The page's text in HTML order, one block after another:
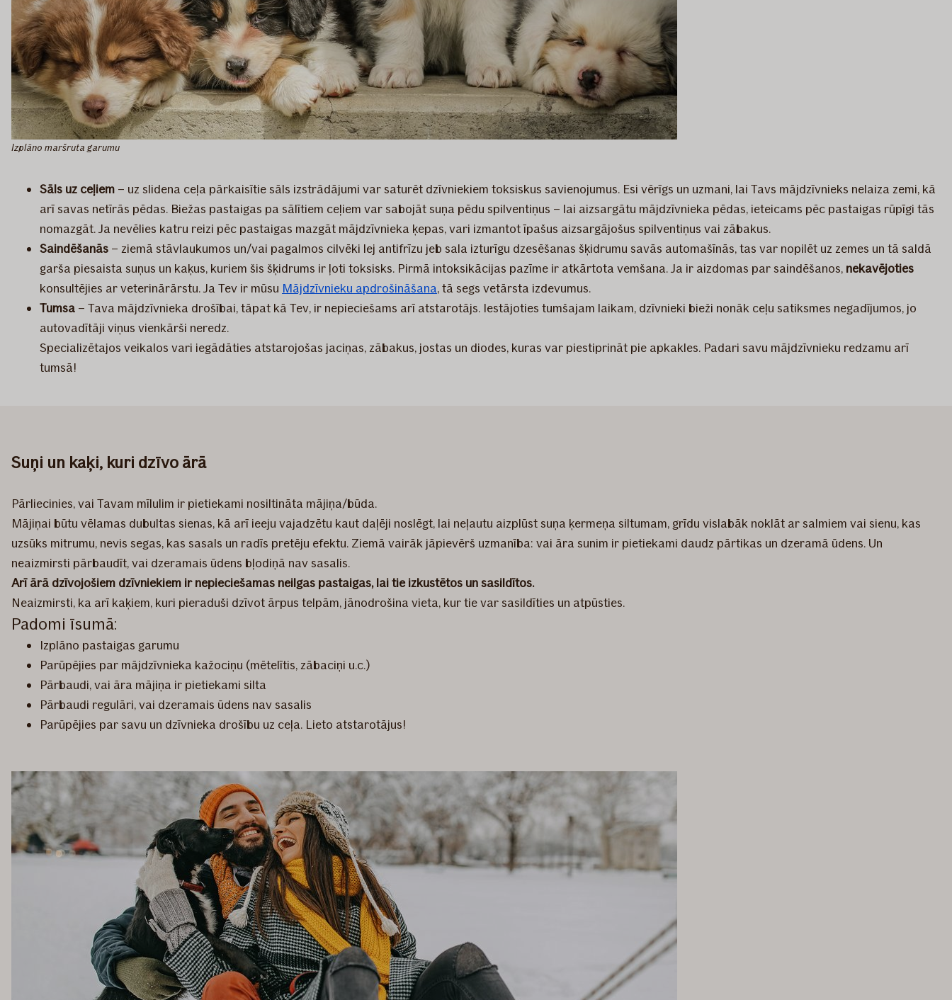
Izplāno maršruta garumu
Sāls uz ceļiem – uz slidena ceļa pārkaisītie sāls izstrādājumi var saturēt dzīvniekiem toksiskus savienojumus. Esi vērīgs un uzmani, lai Tavs mājdzīvnieks nelaiza zemi, kā
arī savas netīrās pēdas. Biežas pastaigas pa sālītiem ceļiem var sabojāt suņa pēdu spilventiņus – lai aizsargātu mājdzīvnieka pēdas, ieteicams pēc pastaigas rūpīgi tās
nomazgāt. Ja nevēlies katru reizi pēc pastaigas mazgāt mājdzīvnieka ķepas, vari izmantot īpašus aizsargājošus spilventiņus vai zābakus.
Saindēšanās – ziemā stāvlaukumos un/vai pagalmos cilvēki lej antifrīzu jeb sala izturīgu dzesēšanas šķidrumu savās automašīnās, tas var nopilēt uz zemes un tā saldā
garša piesaista suņus un kaķus, kuriem šis šķidrums ir ļoti toksisks. Pirmā intoksikācijas pazīme ir atkārtota vemšana. Ja ir aizdomas par saindēšanos, nekavējoties
konsultējies ar veterinārārstu. Ja Tev ir mūsu Mājdzīvnieku apdrošināšana, tā segs vetārsta izdevumus.
Tumsa – Tava mājdzīvnieka drošībai, tāpat kā Tev, ir nepieciešams arī atstarotājs. Iestājoties tumšajam laikam, dzīvnieki bieži nonāk ceļu satiksmes negadījumos, jo
autovadītāji viņus vienkārši neredz.
Specializētajos veikalos vari iegādāties atstarojošas jaciņas, zābakus, jostas un diodes, kuras var piestiprināt pie apkakles. Padari savu mājdzīvnieku redzamu arī
tumsā!
Suņi un kaķi, kuri dzīvo ārā
Pārliecinies, vai Tavam mīlulim ir pietiekami nosiltināta mājiņa/būda.
Mājiņai būtu vēlamas dubultas sienas, kā arī ieeju vajadzētu kaut daļēji noslēgt, lai neļautu aizplūst suņa ķermeņa siltumam, grīdu vislabāk noklāt ar salmiem vai sienu, kas
uzsūks mitrumu, nevis segas, kas sasals un radīs pretēju efektu. Ziemā vairāk jāpievērš uzmanība: vai āra sunim ir pietiekami daudz pārtikas un dzeramā ūdens. Un
neaizmirsti pārbaudīt, vai dzeramais ūdens bļodiņā nav sasalis.
Arī ārā dzīvojošiem dzīvniekiem ir nepieciešamas neilgas pastaigas, lai tie izkustētos un sasildītos.
Neaizmirsti, ka arī kaķiem, kuri pieraduši dzīvot ārpus telpām, jānodrošina vieta, kur tie var sasildīties un atpūsties.
Padomi īsumā:
Izplāno pastaigas garumu
Parūpējies par mājdzīvnieka kažociņu (mētelītis, zābaciņi u.c.)
Pārbaudi, vai āra mājiņa ir pietiekami silta
Pārbaudi regulāri, vai dzeramais ūdens nav sasalis
Parūpējies par savu un dzīvnieka drošību uz ceļa. Lieto atstarotājus!